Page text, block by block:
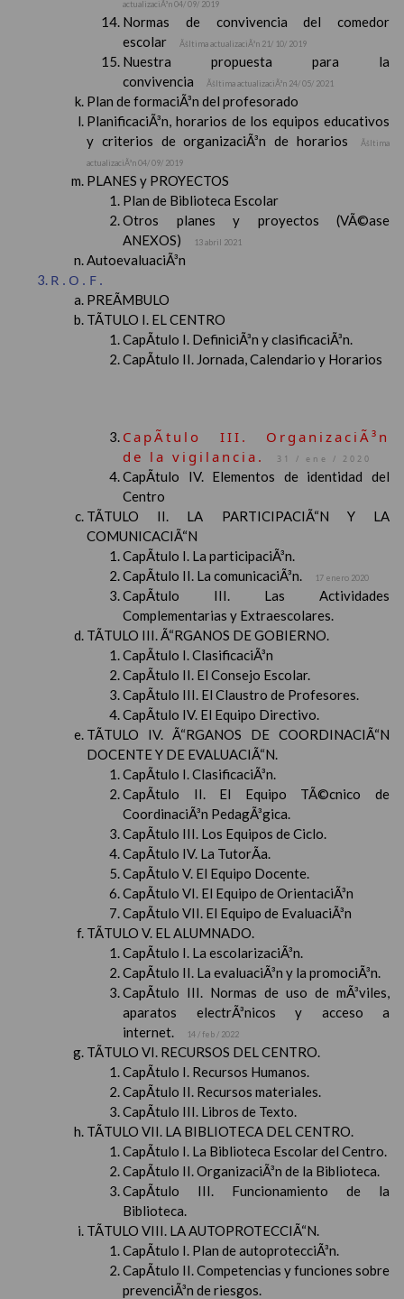
actualizaciÃ³n 04/ 09/ 2019
Normas de convivencia del comedor
escolar
Ãšltima actualizaciÃ³n 21/ 10/ 2019
Nuestra propuesta para la
convivencia
Ãšltima actualizaciÃ³n 24/ 05/ 2021
Plan de formaciÃ³n del profesorado
PlanificaciÃ³n, horarios de los equipos educativos
y criterios de organizaciÃ³n de horarios
Ãšltima
actualizaciÃ³n 04/ 09/ 2019
PLANES y PROYECTOS
Plan de Biblioteca Escolar
Otros planes y proyectos (VÃ©ase
ANEXOS)
13 abril 2021
AutoevaluaciÃ³n
R.O.F.
PREÃMBULO
TÃTULO I. EL CENTRO
CapÃ­tulo I. DefiniciÃ³n y clasificaciÃ³n.
CapÃ­tulo II. Jornada, Calendario y Horarios
CapÃ­tulo III. OrganizaciÃ³n
de la vigilancia.
31 / ene / 2020
CapÃ­tulo IV. Elementos de identidad del
Centro
TÃTULO II. LA PARTICIPACIÃ“N Y LA
COMUNICACIÃ“N
CapÃ­tulo I. La participaciÃ³n.
CapÃ­tulo II. La comunicaciÃ³n.
17 enero 2020
CapÃ­tulo III. Las Actividades
Complementarias y Extraescolares.
TÃTULO III. Ã“RGANOS DE GOBIERNO.
CapÃ­tulo I. ClasificaciÃ³n
CapÃ­tulo II. El Consejo Escolar.
CapÃ­tulo III. El Claustro de Profesores.
CapÃ­tulo IV. El Equipo Directivo.
TÃTULO IV. Ã“RGANOS DE COORDINACIÃ“N
DOCENTE Y DE EVALUACIÃ“N.
CapÃ­tulo I. ClasificaciÃ³n.
CapÃ­tulo II. El Equipo TÃ©cnico de
CoordinaciÃ³n PedagÃ³gica.
CapÃ­tulo III. Los Equipos de Ciclo.
CapÃ­tulo IV. La TutorÃ­a.
CapÃ­tulo V. El Equipo Docente.
CapÃ­tulo VI. El Equipo de OrientaciÃ³n
CapÃ­tulo VII. El Equipo de EvaluaciÃ³n
TÃTULO V. EL ALUMNADO.
CapÃ­tulo I. La escolarizaciÃ³n.
CapÃ­tulo II. La evaluaciÃ³n y la promociÃ³n.
CapÃ­tulo III. Normas de uso de mÃ³viles,
aparatos electrÃ³nicos y acceso a
internet.
14 / feb / 2022
TÃTULO VI. RECURSOS DEL CENTRO.
CapÃ­tulo I. Recursos Humanos.
CapÃ­tulo II. Recursos materiales.
CapÃ­tulo III. Libros de Texto.
TÃTULO VII. LA BIBLIOTECA DEL CENTRO.
CapÃ­tulo I. La Biblioteca Escolar del Centro.
CapÃ­tulo II. OrganizaciÃ³n de la Biblioteca.
CapÃ­tulo III. Funcionamiento de la
Biblioteca.
TÃTULO VIII. LA AUTOPROTECCIÃ“N.
CapÃ­tulo I. Plan de autoprotecciÃ³n.
CapÃ­tulo II. Competencias y funciones sobre
prevenciÃ³n de riesgos.